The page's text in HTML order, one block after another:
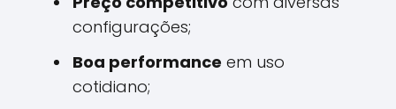
configurações;
Boa performance em uso
cotidiano;